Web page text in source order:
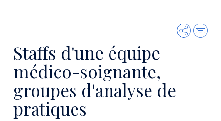
Share
Staffs d'une équipe
médico-soignante,
groupes d'analyse de
pratiques